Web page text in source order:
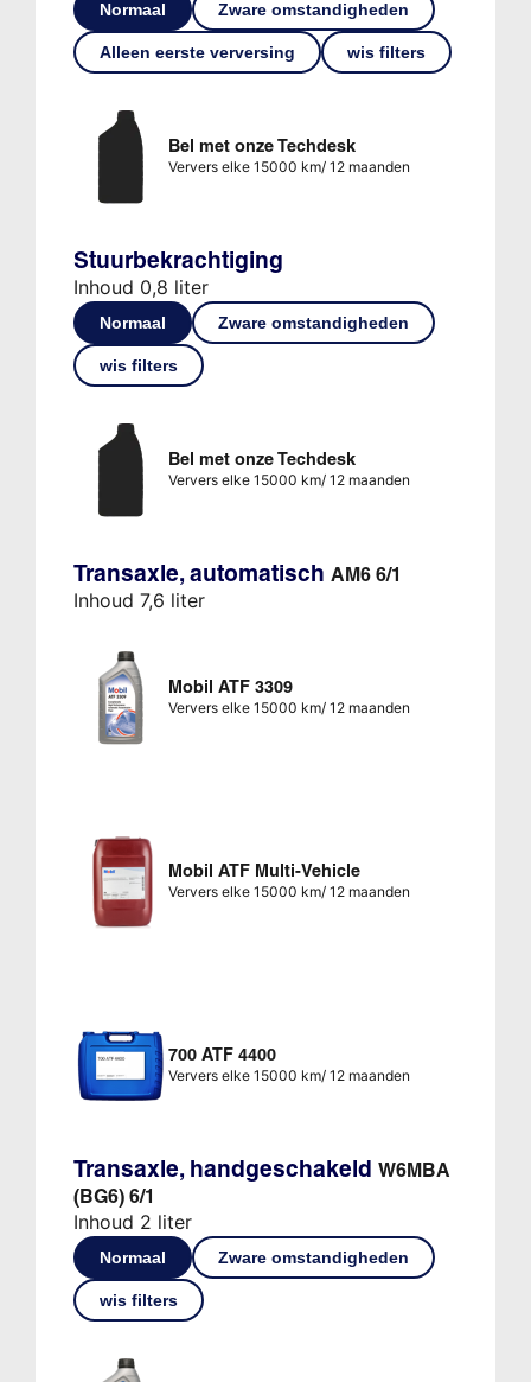
Normaal Zware omstandigheden
Alleen eerste verversing wis filters
Bel met onze Techdesk
Ververs elke 15000 km/ 12 maanden
Stuurbekrachtiging
Inhoud 0,8 liter
Normaal Zware omstandigheden
wis filters
Bel met onze Techdesk
Ververs elke 15000 km/ 12 maanden
Transaxle, automatisch AM6 6/1
Inhoud 7,6 liter
Mobil ATF 3309
Ververs elke 15000 km/ 12 maanden
Mobil ATF Multi-Vehicle
Ververs elke 15000 km/ 12 maanden
700 ATF 4400
Ververs elke 15000 km/ 12 maanden
Transaxle, handgeschakeld W6MBA
(BG6) 6/1
Inhoud 2 liter
Normaal Zware omstandigheden
wis filters